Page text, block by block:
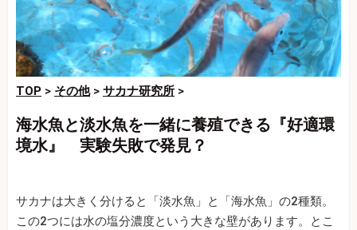
TOP > その他> サカナ研究所 >
海水魚と淡水魚を一緒に養殖できる『好適環
境水』 実験失敗で発見？
サカナは大きく分けると「淡水魚」と「海水魚」の2種類。
この2つには水の塩分濃度という大きな壁があります。とこ